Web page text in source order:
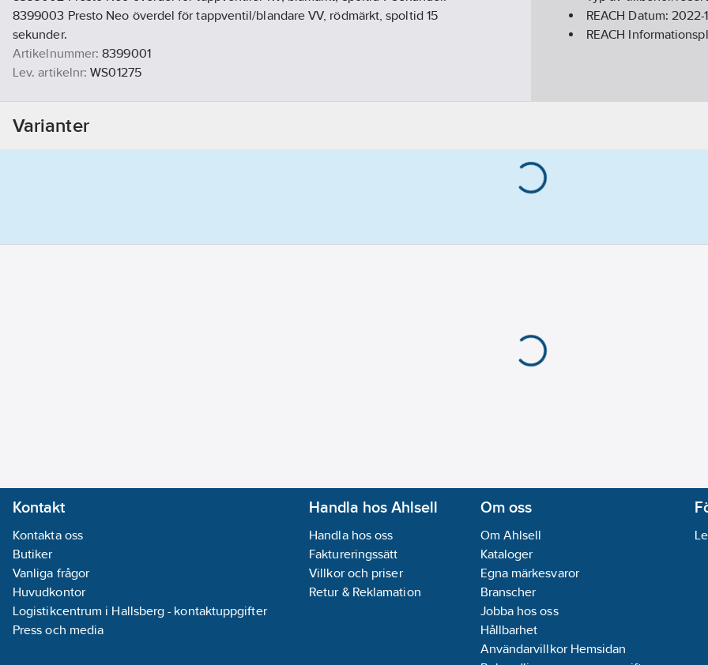
8399003 Presto Neo överdel för tappventil/blandare VV, rödmärkt, spoltid 15
sekunder.
Artikelnummer: 8399001
Lev. artikelnr: WS01275
REACH Datum:2022-
REACH
Varianter
Kontakt
Kontakta oss
Butiker
Vanliga frågor
Huvudkontor
Logistikcentrum i Hallsberg - kontaktuppgifter
Press och media
Handla hos Ahlsell
Handla hos oss
Faktureringssätt
Villkor och priser
Retur & Reklamation
Om oss
Om Ahlsell
Kataloger
Egna märkesvaror
Branscher
Jobba hos oss
Hållbarhet
Användarvillkor Hemsidan